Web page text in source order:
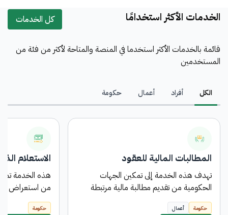
الخدمات الأكثر استخدامًا كل الخدمات
قائمة بالخدمات الأكثر استخدما في المنصة والمتاحة لأكثر من فئة من
المستخدمين
الكل أفراد أعمال حكومة
المطالبات المالية للعقود
تهدف هذه الخدمة إلى تمكين الجهات
الحكومية من تقديم مطالبة مالية مرتبطة
بعقد معين بالعملة المحلية مع إمكانية إختيار
طريقة التحويل المناسبة ، وتمر هذه المطالبة
حكومة أعمال
الاستعلام
هذه الخدمة
من استعراض
والمستلمة من
مسيرات حقوق
حكومة